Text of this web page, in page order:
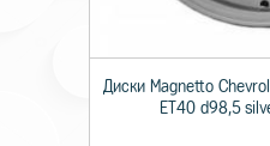
Диски Magnetto
ET40 d98,5